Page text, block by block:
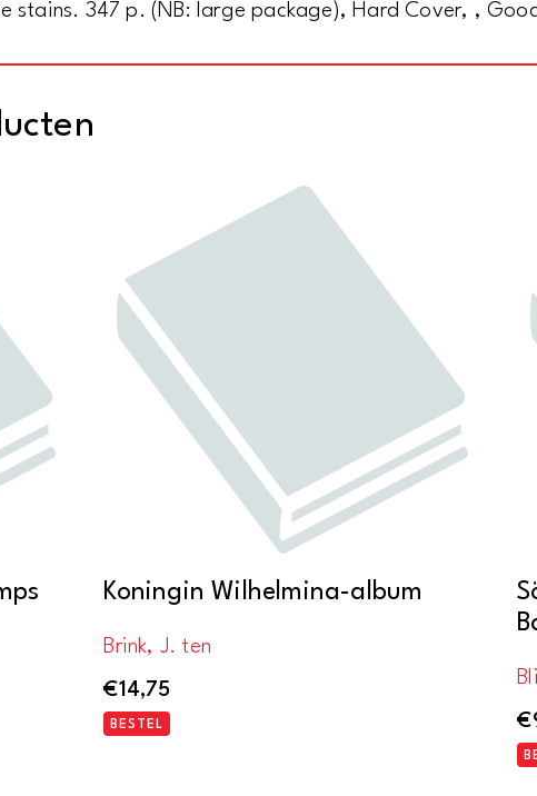
stains. 347 p. (NB: large package), Hard Cover, ,
Koningin Wilhelmina-album
Brink, J. ten
€14,75
BESTEL
€